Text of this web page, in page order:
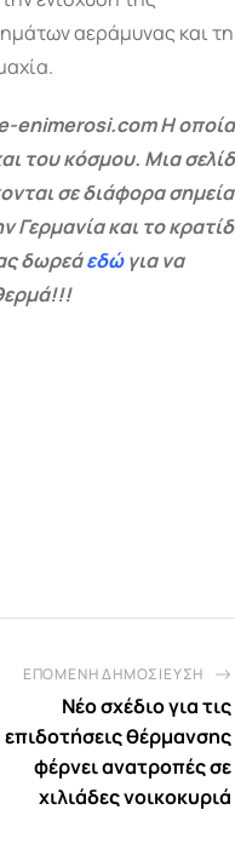
αεράμυνας και τη
enimerosi.com Η οποία
του κόσμου. Μια
σε διάφορα
και το
δωρεάεδώγια να
ΕΠΌΜΕΝΗ ΔΗΜΟΣΊΕΥΣΗ
Νέο σχέδιο για τις
επιδοτήσεις θέρμανσης
φέρνει ανατροπές σε
χιλιάδες νοικοκυριά